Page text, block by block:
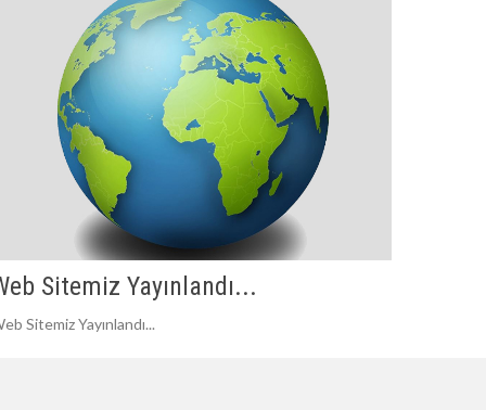
Sitemiz Yayınlandı...
Sitemiz Yayınlandı...